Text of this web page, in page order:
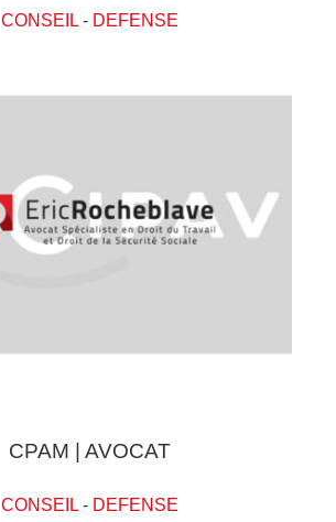
CONSEIL- DEFENSE
CPAM | AVOCAT
CONSEIL- DEFENSE